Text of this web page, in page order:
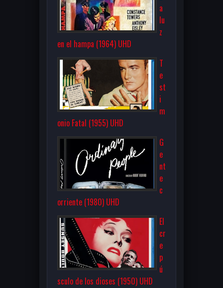
a
lu
z
en el hampa (1964) UHD
T
e
st
i
m
onio Fatal (1955) UHD
G
e
nt
e
c
orriente (1980) UHD
El
cr
e
p
ú
sculo de los dioses (1950) UHD